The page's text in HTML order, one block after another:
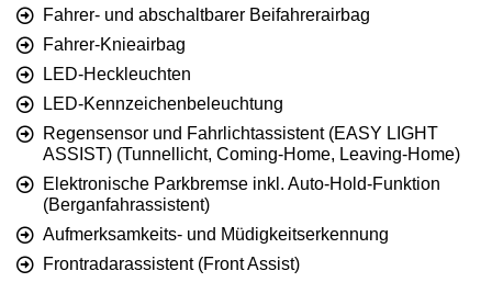
Fahrer- und abschaltbarer Beifahrerairbag
Fahrer-Knieairbag
LED-Heckleuchten
LED-Kennzeichenbeleuchtung
Regensensor und Fahrlichtassistent (EASY LIGHT
ASSIST) (Tunnellicht, Coming-Home, Leaving-Home)
Elektronische Parkbremse inkl. Auto-Hold-Funktion
(Berganfahrassistent)
Aufmerksamkeits- und Müdigkeitserkennung
Frontradarassistent (Front Assist)